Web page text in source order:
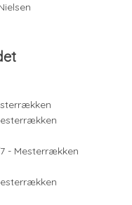
- Mesterrækken